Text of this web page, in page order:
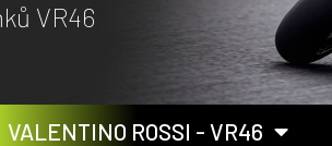
VR46
VALENTINO ROSSI - VR46